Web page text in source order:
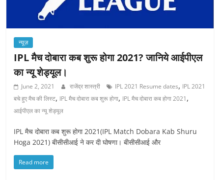
न्यूज़
IPL मैच दोबारा कब शुरू होगा 2021? जानिये आईपीएल
का न्यू शेड्यूल।
June 2, 2021 राजेंद्र शास्त्री IPL 2021 Resume dates, IPL 2021
बचे हुए मैच की लिस्ट, IPL मैच दोबारा कब शुरू होगा, IPL मैच दोबारा कब होगा 2021,
आईपीएल का न्यू शेड्यूल
IPL मैच दोबारा कब शुरू होगा 2021(IPL Match Dobara Kab Shuru
Hoga 2021) बीसीसीआई ने कर दी घोषणा। बीसीसीआई और
Read more